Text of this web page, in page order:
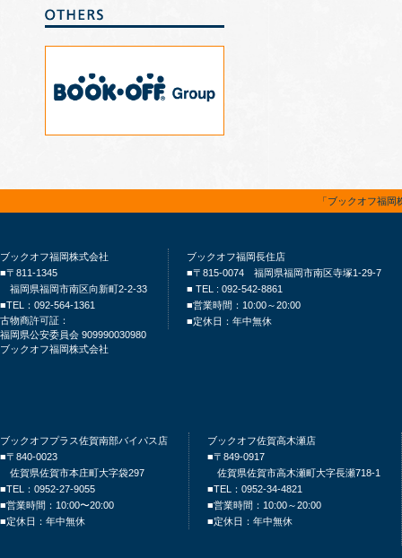
「ブックオフ福岡
ブックオフ福岡株式会社
■〒811-1345
福岡県福岡市南区向新町2-2-33
■TEL：092-564-1361
古物商許可証：
福岡県公安委員会 909990030980
ブックオフ福岡株式会社
ブックオフ福岡長住店
■〒815-0074 福岡県福岡市南区寺塚1-29-7
■ TEL : 092-542-8861
■営業時間：10:00～20:00
■定休日：年中無休
ブックオフプラス佐賀南部バイパス店
■〒840-0023
佐賀県佐賀市本庄町大字袋297
■TEL：0952-27-9055
■営業時間：10:00〜20:00
■定休日：年中無休
ブックオフ佐賀高木瀬店
■〒849-0917
佐賀県佐賀市高木瀬町大字長瀬718-1
■TEL：0952-34-4821
■営業時間：10:00～20:00
■定休日：年中無休